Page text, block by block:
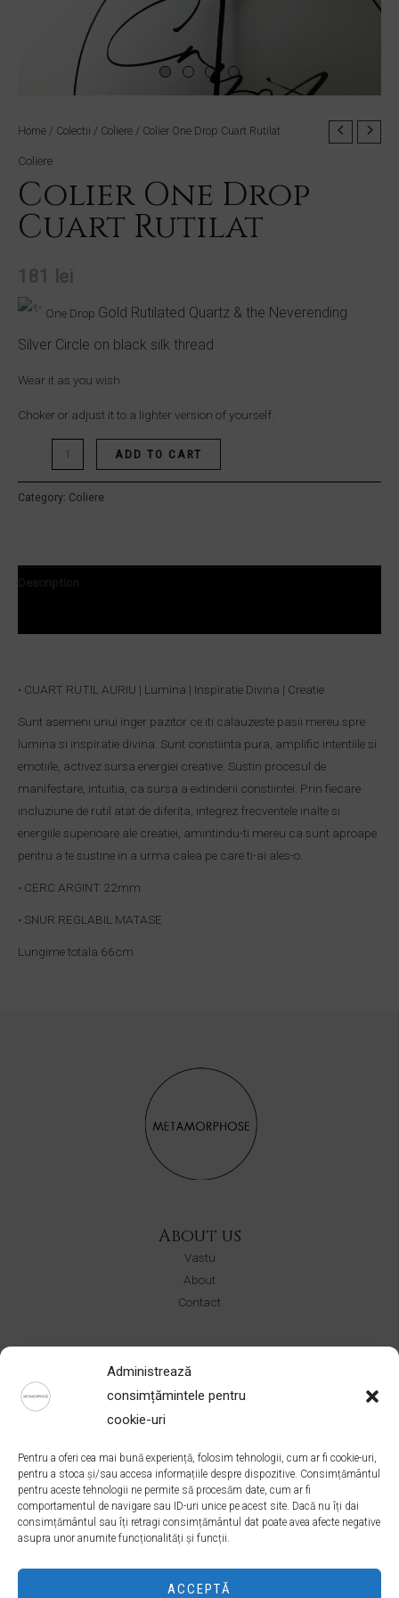
Administrează
consimțămintele pentru
cookie-uri
Pentru a oferi cea mai bună experiență, folosim tehnologii, cum ar fi cookie-uri,
pentru a stoca și/sau accesa informațiile despre dispozitive. Consimțământul
pentru aceste tehnologii ne permite să procesăm date, cum ar fi
comportamentul de navigare sau ID-uri unice pe acest site. Dacă nu îți dai
consimțământul sau îți retragi consimțământul dat poate avea afecte negative
asupra unor anumite funcționalități și funcții.
ACCEPTĂ
Home / Colectii / Coliere / Colier One Drop Cuart Rutilat
Coliere
Colier One Drop
Cuart Rutilat
181 lei
One Drop Gold Rutilated Quartz & the Neverending
Silver Circle on black silk thread
Wear it as you wish.
Choker or adjust it to a lighter version of yourself.
Colier
Cuart
Rutilat
quantity
ADD TO CART
Category: Coliere
• CUART RUTIL AURIU | Lumina | Inspiratie Divina | Creatie
Sunt asemeni unui inger pazitor ce iti calauzeste pasii mereu spre
lumina si inspiratie divina. Sunt constiinta pura, amplific intentiile si
emotiile, activez sursa energiei creative. Sustin procesul de
manifestare, intuitia, ca sursa a extinderii constiintei. Prin fiecare
incluziune de rutil atat de diferita, integrez frecventele inalte si
energiile superioare ale creatiei, amintindu-ti mereu ca sunt aproape
pentru a te sustine in a urma calea pe care ti-ai ales-o.
• CERC ARGINT 22mm
• SNUR REGLABIL MATASE
Lungime totala 66cm
About us
Vastu
About
Contact
Shop
CERURI
Ateliere
Address
Bucuresti, Romania
office@ateliermetamorphose.com
+40 727 021 539